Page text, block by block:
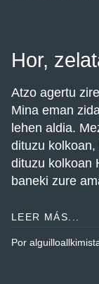
Hor,
Atzo agertu
Mina eman
lehen aldia.
dituzu
dituzu kolkoan
baneki zure
LEER MÁS...
Por